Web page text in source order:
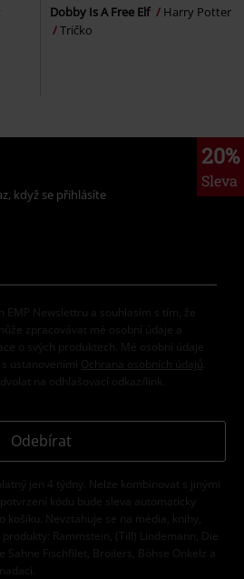
Dobby Is A Free Elf
Harry Potter
Tričko
20%
Sleva
když se přihlásíte
EMP Newslettru a souhlasím s tím, že
zpracovávat mé osobní údaje a
o svých produktech. Mé osobní údaje
ustanoveními
Ochrana osobních údajů
na odhlašovací odkaz/link.
Odebírat
jen 4 týdny. Nelze kombinovat s jinými
kódu bude sleva automaticky
košíku. Nevztahuje se na média, knihy,
produkty: Rammstein, (Till) Lindemann, Die
Sahne Fischfilet, Broilers, Böhse Onkelz a